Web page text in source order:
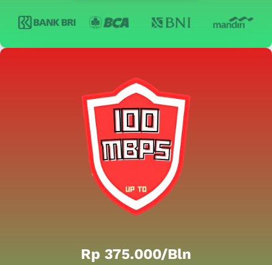
Rp 375.000/bln